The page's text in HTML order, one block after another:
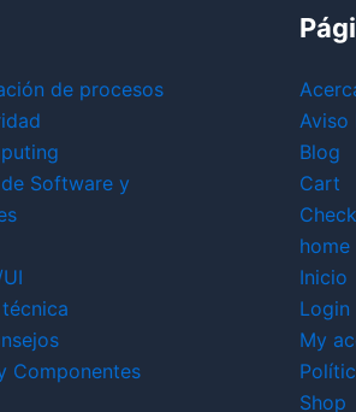
de procesos
Software y
Componentes
Aviso
Blog
Cart
home
Inicio
Login
My
Shop